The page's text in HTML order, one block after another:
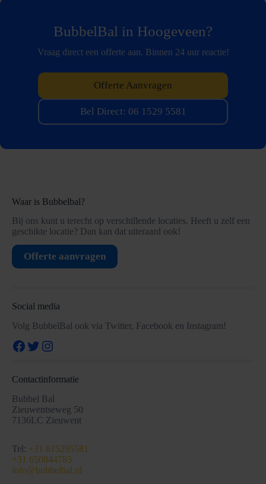
BubbelBal in Hoogeveen?
Vraag direct een offerte aan. Binnen 24 uur reactie!
Offerte Aanvragen
Bel Direct: 06 1529 5581
Waar is Bubbelbal?
Bij ons kunt u terecht op verschillende locaties. Heeft u zelf een
geschikte locatie? Dan kan dat uiteraard ook!
Offerte aanvragen
Social media
Volg BubbelBal ook via Twitter, Facebook en Instagram!
Facebook
Twitter
Instagram
Contactinformatie
Bubbel Bal
Zieuwentseweg 50
7136LC Zieuwent
Tel: +31 615295581
+31 650844783
info@bubbelbal.nl